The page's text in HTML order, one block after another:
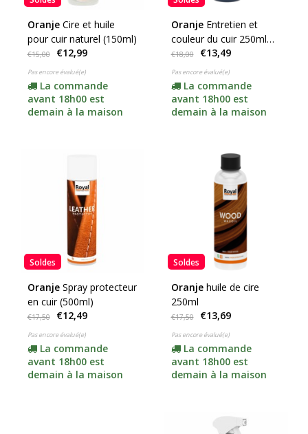
Oranje Cire et huile
pour cuir naturel (150ml)
€15,00 €12,99
Pas encore évalué(e)
La commande
avant 18h00 est
demain à la maison
Oranje Entretien et
couleur du cuir 250ml
(choisissez votre couleur
ici)
€18,00 €13,49
Pas encore évalué(e)
La commande
avant 18h00 est
demain à la maison
Soldes
Oranje Spray protecteur
en cuir (500ml)
€17,50 €12,49
Pas encore évalué(e)
La commande
avant 18h00 est
demain à la maison
Soldes
Oranje huile de cire
250ml
€17,50 €13,69
Pas encore évalué(e)
La commande
avant 18h00 est
demain à la maison